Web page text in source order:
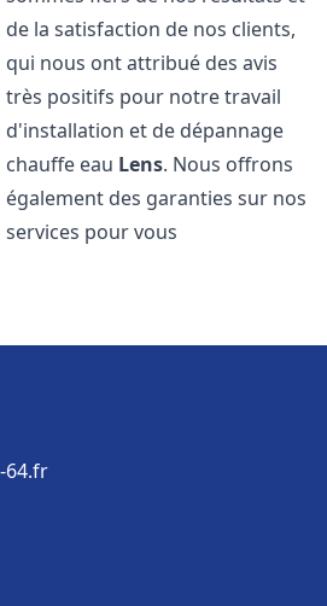
de la satisfaction de nos clients,
qui nous ont attribué des avis
très positifs pour notre travail
d'installation et de dépannage
chauffe eau Lens. Nous offrons
également des garanties sur nos
services pour vous
64.fr